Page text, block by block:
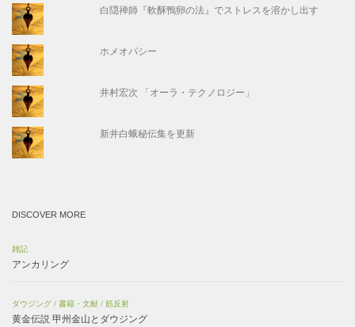
白隠禅師『軟酥鴨卵の法』でストレスを溶かし出す
ホメオパシー
井村宏次 「オーラ・テクノロジー」
新井白蛾秘伝集を更新
DISCOVER MORE
雑記
アンカリング
ダウジング / 書籍・文献 / 筋反射
黄金伝説 甲州金山とダウジング